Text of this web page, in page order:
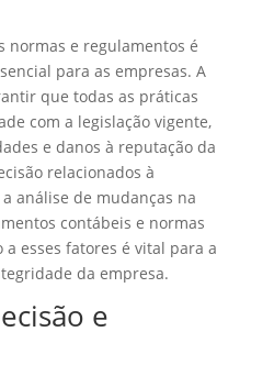
normas e regulamentos é
para as empresas. A
que todas as práticas
com a legislação vigente,
e danos à reputação da
relacionados à
análise de mudanças na
contábeis e normas
esses fatores é vital para a
da empresa.
e